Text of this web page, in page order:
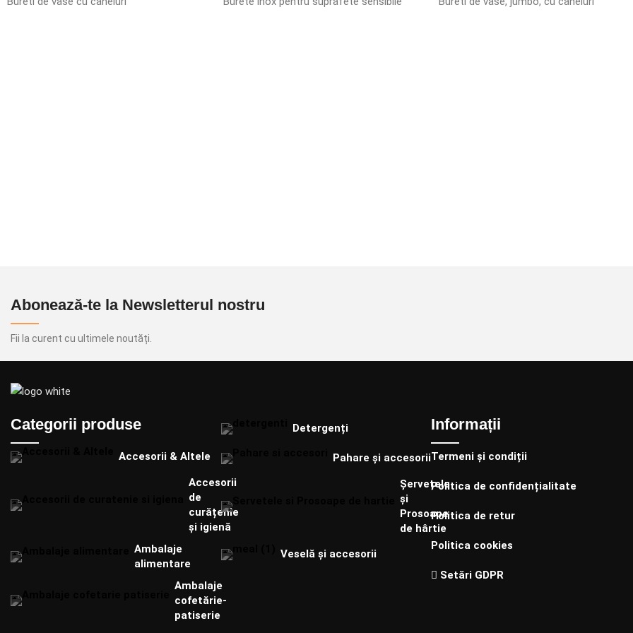
Abonează-te la Newsletterul nostru
Fii la curent cu ultimele noutăți.
Categorii produse
Accesorii & Altele
Accesorii
de
curățenie
și igienă
Ambalaje
alimentare
Ambalaje
cofetărie-
patiserie
Detergenți
Pahare și accesorii
Șervețele
și
Prosoape
de hârtie
Veselă și accesorii
Informații
Termeni și condiții
Politica de confidențialitate
Politica de retur
Politica cookies
Setări GDPR